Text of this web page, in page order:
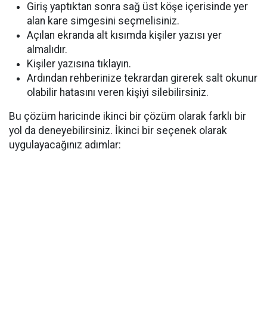
Giriş yaptıktan sonra sağ üst köşe içerisinde yer
alan kare simgesini seçmelisiniz.
Açılan ekranda alt kısımda kişiler yazısı yer
almalıdır.
Kişiler yazısına tıklayın.
Ardından rehberinize tekrardan girerek salt okunur
olabilir hatasını veren kişiyi silebilirsiniz.
Bu çözüm haricinde ikinci bir çözüm olarak farklı bir
yol da deneyebilirsiniz. İkinci bir seçenek olarak
uygulayacağınız adımlar: